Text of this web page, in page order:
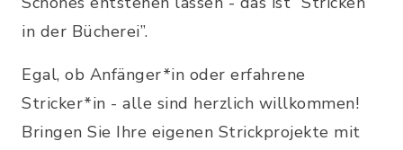
in der Bücherei”.
Egal, ob Anfänger*in oder erfahrene
Stricker*in - alle sind herzlich willkommen!
Bringen Sie Ihre eigenen Strickprojekte mit